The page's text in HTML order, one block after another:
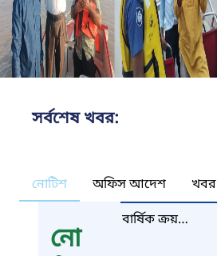
সর্বশেষ খবর:
নোটিশ অফিস আদেশ খবর
নো
বার্ষিক ক্রয়